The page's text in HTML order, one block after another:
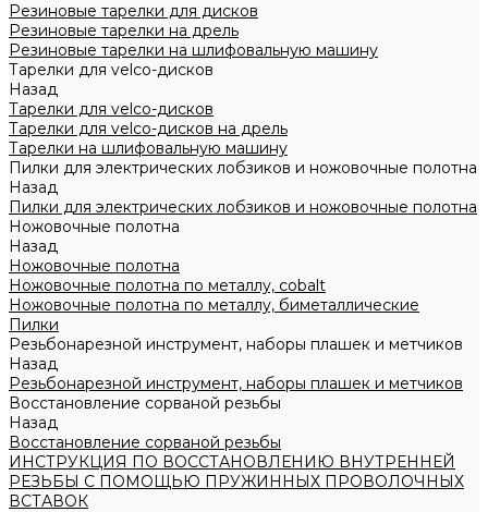
Резиновые тарелки для дисков
Резиновые тарелки на дрель
Резиновые тарелки на шлифовальную машину
Тарелки для velco-дисков
Назад
Тарелки для velco-дисков
Тарелки для velco-дисков на дрель
Тарелки на шлифовальную машину
Пилки для электрических лобзиков и ножовочные полотна
Назад
Пилки для электрических лобзиков и ножовочные полотна
Ножовочные полотна
Назад
Ножовочные полотна
Ножовочные полотна по металлу, cobalt
Ножовочные полотна по металлу, биметаллические
Пилки
Резьбонарезной инструмент, наборы плашек и метчиков
Назад
Резьбонарезной инструмент, наборы плашек и метчиков
Восстановление сорваной резьбы
Назад
Восстановление сорваной резьбы
ИНСТРУКЦИЯ ПО ВОССТАНОВЛЕНИЮ ВНУТРЕННЕЙ
РЕЗЬБЫ С ПОМОЩЬЮ ПРУЖИННЫХ ПРОВОЛОЧНЫХ
ВСТАВОК